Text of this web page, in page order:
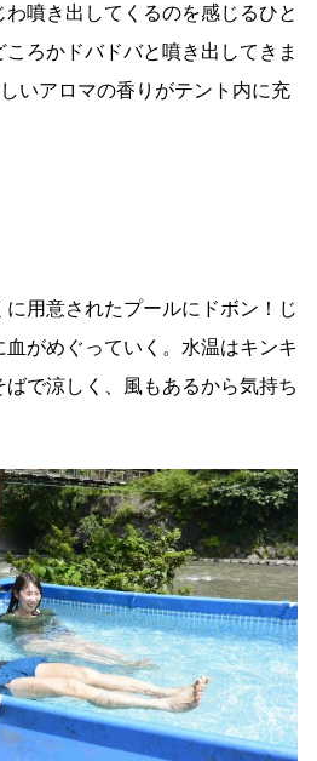
噴き出してくるのを感じるひと
ろかドバドバと噴き出してきま
いアロマの香りがテント内に充
用意されたプールにドボン！じ
がめぐっていく。水温はキンキ
で涼しく、風もあるから気持ち